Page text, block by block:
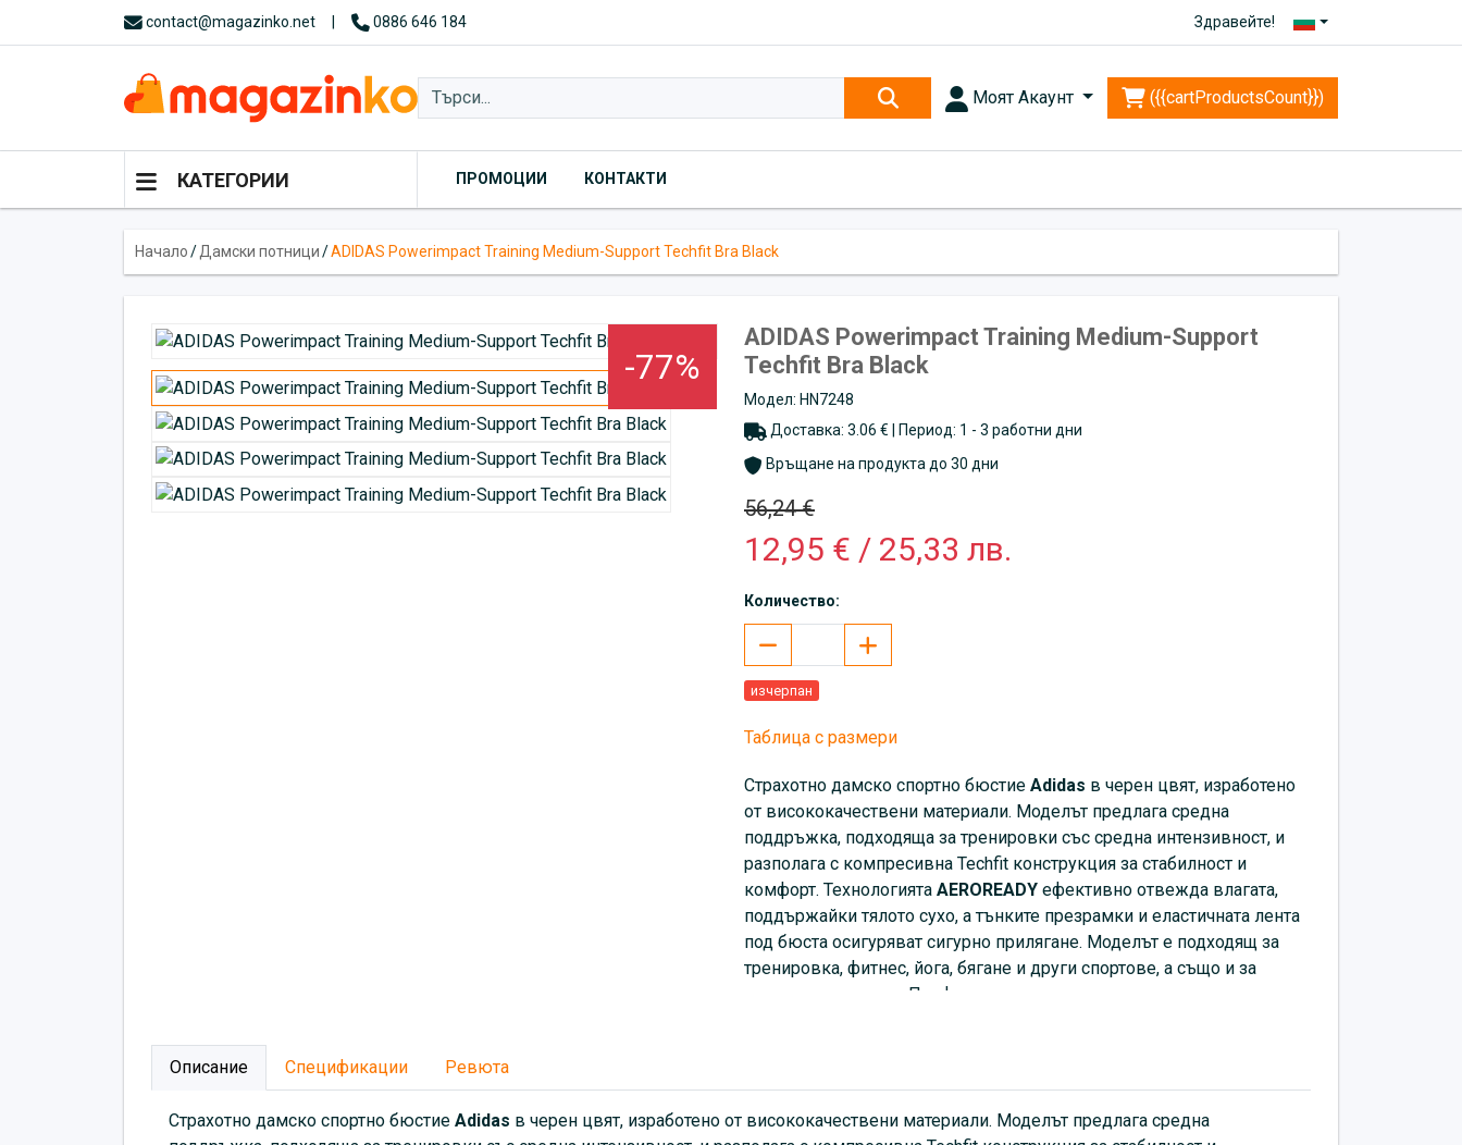
contact@magazinko.net 0886 646 184 Здравейте!
Моят Акаунт ({{cartProductsCount}})
КАТЕГОРИИ ПРОМОЦИИ КОНТАКТИ
Начало/Дамски потници/ADIDAS Powerimpact Training Medium-Support Techfit Bra Black
-77%
ADIDAS Powerimpact Training Medium-Support
Techfit Bra Black
Модел: HN7248
Доставка: 3.06 € | Период: 1 - 3 работни дни
Връщане на продукта до 30 дни
56,24 €
12,95 € / 25,33 лв.
Количество:
изчерпан
Таблица с размери
Страхотно дамско спортно бюстие Adidas в черен цвят, изработено
от висококачествени материали. Моделът предлага средна
поддръжка, подходяща за тренировки със средна интензивност, и
разполага с компресивна Techfit конструкция за стабилност и
комфорт. Технологията AEROREADY ефективно отвежда влагата,
поддържайки тялото сухо, а тънките презрамки и еластичната лента
под бюста осигуряват сигурно прилягане. Моделът е подходящ за
тренировка, фитнес, йога, бягане и други спортове, а също и за
ежедневно носене. Перфектно се съчетава с клин или спортен
Описание Спецификации Ревюта
Страхотно дамско спортно бюстие Adidas в черен цвят, изработено от висококачествени материали. Моделът предлага средна